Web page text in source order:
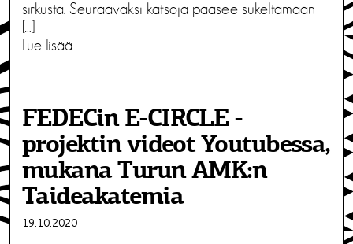
sirkusta. Seuraavaksi katsoja pääsee sukeltamaan
Lue lisää…
FEDECin E-CIRCLE -
projektin videot Youtubessa,
mukana Turun AMK:n
Taideakatemia
19.10.2020